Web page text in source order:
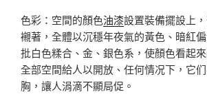
色彩：空間的顏色油漆設置裝備擺設上
襯著，全體以沉穩年夜氣的黃色、暗紅
批白色糅合、金、銀色系，使顏色看起
全部空間給人以開放、任何情况下，它
胸，讓人涓滴不顯局促。